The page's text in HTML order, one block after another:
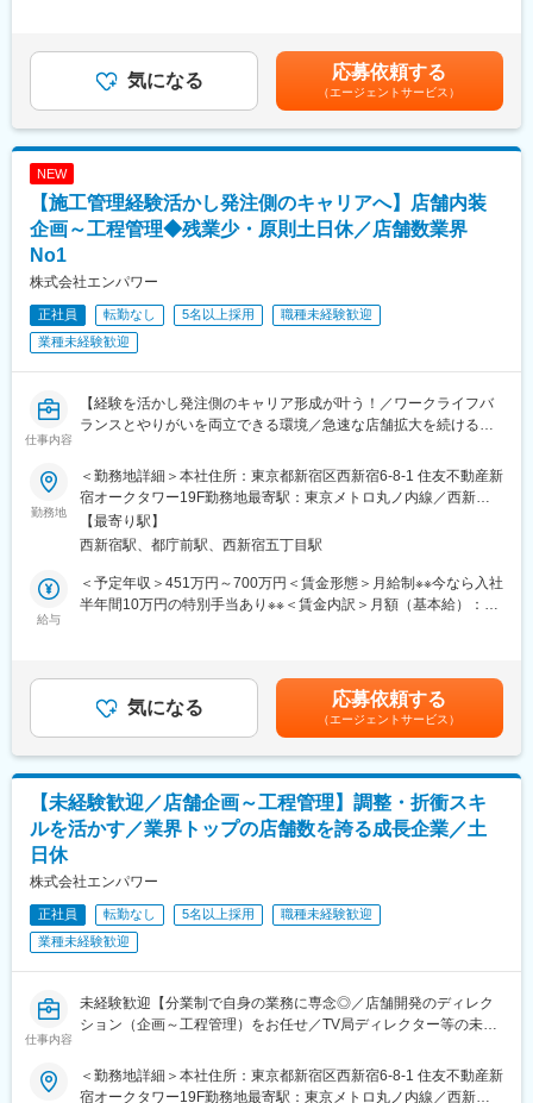
■当社について
楽天グループ100％出資の企業として2023年に設立されました。
提供しており、楽天グループが培ってきたノウハウと全国規模の
変更の範囲：会社の定める業務
◆プロジェクト課題解決と調整
基地局設置プロセスで発生する多岐にわたる課題に対して、他事
1. 日本の通信インフラ整備を担う社会貢献性
基地局建設は通信サービスの品質を支える重要な仕事です。多く
2. 建設・設備領域の経験を活かせる
通信業界未経験でも、施工管理や設備工事、工程管理などの経験
を活かして活躍可能です。建設プロジェクト推進スキルを通信イ
ンフラ領域で発揮できます。
3. 大規模プロジェクトに携われる
楽天モバイルの全国規模のネットワーク拡大に関与できるため、
社会的インパクトの大きなプロジェクト経験を積むことができま
基地局建設や通信設備に関する知識を実務を通じて身につけられ
るため、将来的なキャリアの幅を広げることができます。
■組織構成
社員：9名
業務委託：13名
楽天グループ100％出資の企業として2023年に設立されました。
戦略立案から業務実行、運営支援、DX推進までをワンストップで
提供しており、楽天グループが培ってきたノウハウと全国規模の
ネットワークを活用しながら、高品質かつスピーディなソリュー
ションを実現しています。
変更の範囲：会社の定める業務
想定年収は目安であり、経験者に関しては現職給与等も考慮の上
で決定します。■昇給…年2回 (1月・7月)■賞与…年2回 (6月・12
月)賃金はあくまでも目安の金額であり、選考を通じて上下する可
能性があります。月給(月額)は固定手当を含めた表記です。
気になる 応募依頼する
（エージェントサービス）
NEW
【施工管理経験活かし発注側のキャリアへ】店舗内装
企画～工程管理◆残業少・原則土日休／店舗数業界
No1
株式会社エンパワー
正社員 転勤なし 5名以上採用
職種未経験歓迎
業種未経験歓迎
仕事内容
【経験を活かし発注側のキャリア形成が叶う！／ワークライフバ
ランスとやりがいを両立できる環境／急速な店舗拡大を続ける当
吉』の直営店担当／意思決定がはやく風通し◎】
■募集背景：
堅調に売り上げが拡大し続ける当社の買取事業。組織を拡大して
いく中で更なる高みを目指すべく、主たる事業となるフランチャ
イズ展開のみならず、直営店についても引き続き急速な新規出店
を計画しています。これまでの施工管理経験を活かし、手触り感
のある事業拡大をご自身で実現しませんか。
時計・ブランド品・宝石等の買取を手掛ける『買取大吉』を運営
する当社にて、直営店の店舗開発にあたって、店舗の施工管理業
務をお任せします。
⇒店内レイアウトや内装の企画・立案を行い、施工業者等と交
渉
◇工事業者様へのアナウンス／進捗管理
◇保守点検工事の問い合わせ窓口業務
します。
★現場常駐なし（月数回の現場立ち合いが発生する程度）
分業制を採用しているため自身の施工管理業務に集中でき、ワー
■業務の魅力：
勤務地
＜勤務地詳細＞本社住所：東京都新宿区西新宿6-8-1 住友不動産新
宿オークタワー19F勤務地最寄駅：東京メトロ丸ノ内線／西新宿
駅受動喫煙対策：屋内全面禁煙変更の範囲：会社の定める事業所
【最寄り駅】
西新宿駅、都庁前駅、西新宿五丁目駅
給与
＜予定年収＞451万円～700万円＜賃金形態＞月給制※※今なら入社
半年間10万円の特別手当あり※※＜賃金内訳＞月額（基本給）：
給有無＞有＜残業手当＞有＜給与補足＞■賞与：年2回（4月・10
月）※半年在籍後支給賃金はあくまでも目安の金額であり、選考を
通じて上下する可能性があります。月給(月額)は固定手当を含めた
表記です。
気になる 応募依頼する
（エージェントサービス）
【未経験歓迎／店舗企画～工程管理】調整・折衝スキ
ルを活かす／業界トップの店舗数を誇る成長企業／土
日休
株式会社エンパワー
正社員 転勤なし 5名以上採用
職種未経験歓迎
業種未経験歓迎
仕事内容
未経験歓迎【分業制で自身の業務に専念◎／店舗開発のディレク
ション（企画～工程管理）をお任せ／TV局ディレクター等の未経
ップ・スキルアップが可能】
＜勤務地詳細＞本社住所：東京都新宿区西新宿6-8-1 住友不動産新
宿オークタワー19F勤務地最寄駅：東京メトロ丸ノ内線／西新宿